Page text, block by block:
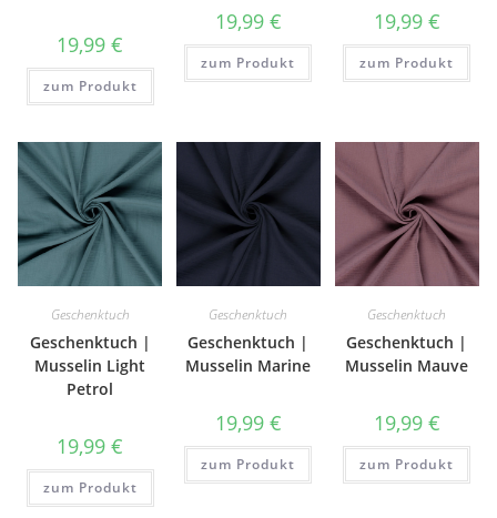
19,99€
zum Produkt
19,99 €
zum Produkt
19,99 €
zum Produkt
Geschenktuch
Geschenktuch |
Musselin Light
Petrol
19,99€
zum Produkt
Geschenktuch
Geschenktuch |
Musselin Marine
19,99 €
zum Produkt
Geschenktuch
Geschenktuch |
Musselin Mauve
19,99 €
zum Produkt